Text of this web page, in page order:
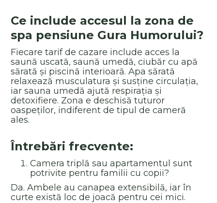
Ce include accesul la zona de
spa pensiune Gura Humorului?
Fiecare tarif de cazare include acces la
saună uscată, saună umedă, ciubăr cu apă
sărată și piscină interioară. Apa sărată
relaxează musculatura și susține circulația,
iar sauna umedă ajută respirația și
detoxifiere. Zona e deschisă tuturor
oaspeților, indiferent de tipul de cameră
ales.
Întrebări frecvente:
Camera triplă sau apartamentul sunt
potrivite pentru familii cu copii?
Da. Ambele au canapea extensibilă, iar în
curte există loc de joacă pentru cei mici.